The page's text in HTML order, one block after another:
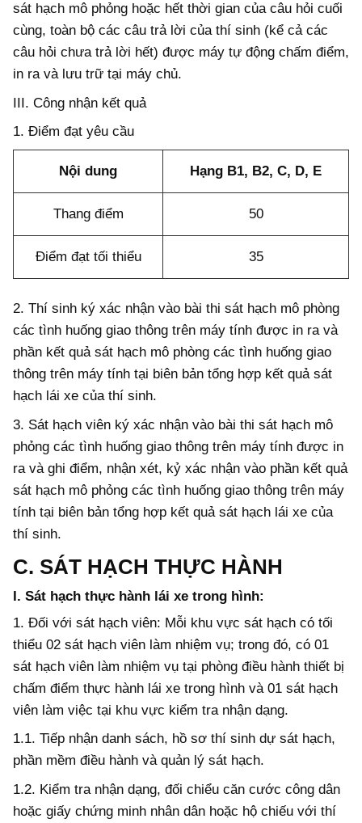
sát hạch mô phỏng hoặc hết thời gian của câu hỏi cuối
cùng, toàn bộ các câu trả lời của thí sinh (kể cả các
câu hỏi chưa trả lời hết) được máy tự động chấm điểm,
in ra và lưu trữ tại máy chủ.
III. Công nhận kết quả
1. Điểm đạt yêu cầu
Nội dung Hạng B1, B2, C, D, E
Thang điểm 50
Điểm đạt tối thiểu 35
2. Thí sinh ký xác nhận vào bài thi sát hạch mô phòng
các tình huống giao thông trên máy tính được in ra và
phần kết quả sát hạch mô phòng các tình huống giao
thông trên máy tính tại biên bản tổng hợp kết quả sát
hạch lái xe của thí sinh.
3. Sát hạch viên ký xác nhận vào bài thi sát hạch mô
phỏng các tình huống giao thông trên máy tính được in
ra và ghi điểm, nhận xét, kỷ xác nhận vào phần kết quả
sát hạch mô phỏng các tình huống giao thông trên máy
tính tại biên bản tổng hợp kết quả sát hạch lái xe của
thí sinh.
C. SÁT HẠCH THỰC HÀNH
I. Sát hạch thực hành lái xe trong hình:
1. Đối với sát hạch viên: Mỗi khu vực sát hạch có tối
thiểu 02 sát hạch viên làm nhiệm vụ; trong đó, có 01
sát hạch viên làm nhiệm vụ tại phòng điều hành thiết bị
chấm điểm thực hành lái xe trong hình và 01 sát hạch
viên làm việc tại khu vực kiểm tra nhận dạng.
1.1. Tiếp nhận danh sách, hồ sơ thí sinh dự sát hạch,
phần mềm điều hành và quản lý sát hạch.
1.2. Kiểm tra nhận dạng, đối chiểu căn cước công dân
hoặc giấy chứng minh nhân dân hoặc hộ chiếu với thí